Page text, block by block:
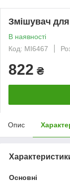
Змішувач для
В наявності
Код: MI6467
822 ₴
Опис
Основні